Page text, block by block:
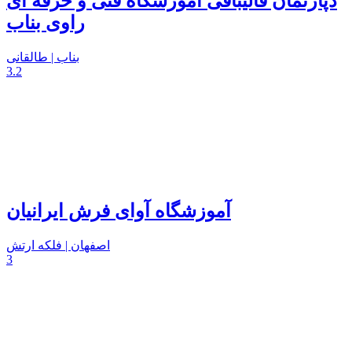
راوی بناب
بناب | طالقانی
3.2
آموزشگاه آوای فرش ایرانیان
اصفهان | فلکه ارتش
3